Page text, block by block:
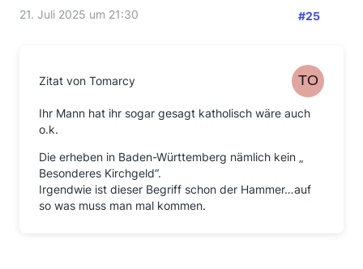
21. Juli 2025 um 21:30 #25
Zitat von Tomarcy
Ihr Mann hat ihr sogar gesagt katholisch wäre auch
o.k.
Die erheben in Baden-Württemberg nämlich kein „
Besonderes Kirchgeld“.
Irgendwie ist dieser Begriff schon der Hammer…auf
so was muss man mal kommen.